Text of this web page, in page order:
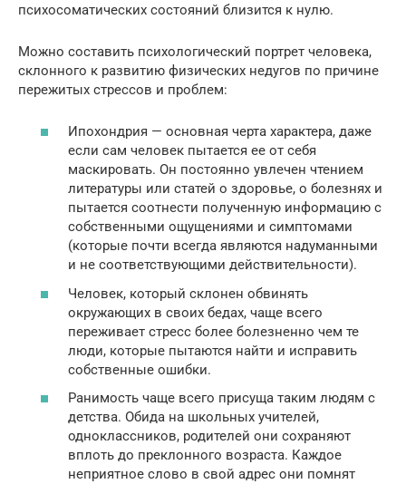
психосоматических состояний близится к нулю.
Можно составить психологический портрет человека,
склонного к развитию физических недугов по причине
пережитых стрессов и проблем:
Ипохондрия — основная черта характера, даже
если сам человек пытается ее от себя
маскировать. Он постоянно увлечен чтением
литературы или статей о здоровье, о болезнях и
пытается соотнести полученную информацию с
собственными ощущениями и симптомами
(которые почти всегда являются надуманными
и не соответствующими действительности).
Человек, который склонен обвинять
окружающих в своих бедах, чаще всего
переживает стресс более болезненно чем те
люди, которые пытаются найти и исправить
собственные ошибки.
Ранимость чаще всего присуща таким людям с
детства. Обида на школьных учителей,
одноклассников, родителей они сохраняют
вплоть до преклонного возраста. Каждое
неприятное слово в свой адрес они помнят